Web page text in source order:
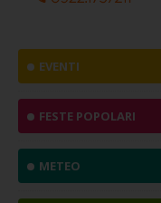
EVENTI
FESTE POPOLARI
METEO